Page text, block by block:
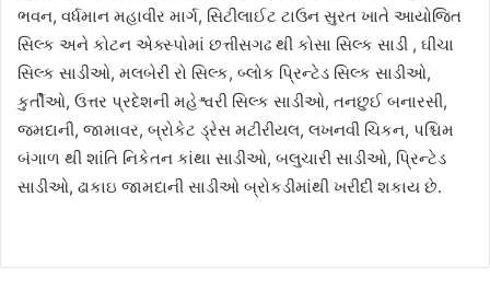
ભવન, વર્ધમાન મહાવીર માર્ગ, સિટીલાઈટ ટાઉન સુરત ખાતે આયોજિત
સિલ્ક અને કોટન એક્સ્પોમાં છત્તીસગઢ થી કોસા સિલ્ક સાડી , ઘીચા
સિલ્ક સાડીઓ, મલબેરી રો સિલ્ક, બ્લોક પ્રિન્ટેડ સિલ્ક સાડીઓ,
કુર્તીઓ, ઉત્તર પ્રદેશની મહેશ્વરી સિલ્ક સાડીઓ, તનછુઈ બનારસી,
જમદાની, જામાવર, બ્રોકેટ ડ્રેસ મટીરીયલ, લખનવી ચિકન, પશ્ચિમ
બંગાળ થી શાંતિ નિકેતન કાંથા સાડીઓ, બલુચારી સાડીઓ, પ્રિન્ટેડ
સાડીઓ, ઢાકાઇ જામદાની સાડીઓ બ્રોકડીમાંથી ખરીદી શકાય છે.